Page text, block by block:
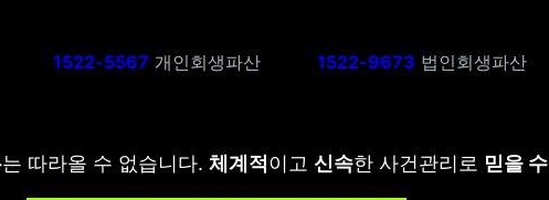
1522-5567 개인회생파산 1522-9673 법인회생파산
는 따라올 수 없습니다. 체계적 이고 신속한 사건관리로 믿을 수